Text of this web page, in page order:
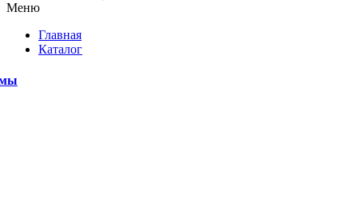
Меню
Главная
Каталог